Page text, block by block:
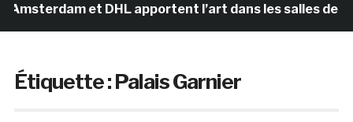
et DHL apportent l’art dans les salles de classe
Étiquette :Palais Garnier